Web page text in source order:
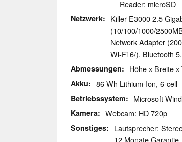
Reader: microSD
Netzwerk
Killer E3000 2.5
(10/100/1000/
Network Adapter
Wi-Fi 6/), Bluetooth
Abmessungen Höhe x Breite
Akku 86 Wh Lithium-Ion, 6-cell
Betriebssystem Microsoft
Kamera Webcam: HD 720p
Sonstiges
Lautsprecher:
12 Monate Garantie